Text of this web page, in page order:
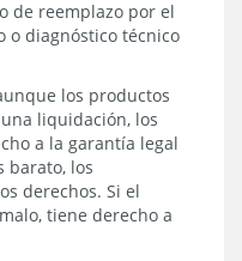
de reemplazo por el
o diagnóstico técnico
los productos
liquidación, los
a la garantía legal
barato, los
derechos. Si el
tiene derecho a